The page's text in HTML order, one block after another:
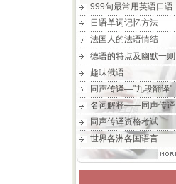
999句最常用英语口语
日语单词记忆方法
法国人的法语情结
德语的特点及幽默一则
趣味俄语
同声传译—"九段翻译"
名词解释——同声传译
同声传译资格考试
世界各洲各国语言